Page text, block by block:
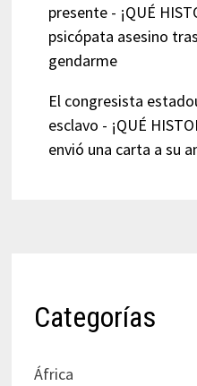
presente - ¡QUÉ
psicópata asesino
gendarme
El congresista
esclavo - ¡QUÉ
envió una carta a su
Categorías
África